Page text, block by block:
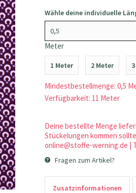
Wähle deine individuelle
Meter
1 Meter 2 Meter
Mindestbestellmenge: 0,5
Verfügbarkeit: 11 Meter
Deine bestellte Menge
Stückelungen kommen
online@stoffe-werning.de |
Fragen zum Artikel?
Zusatzinformationen